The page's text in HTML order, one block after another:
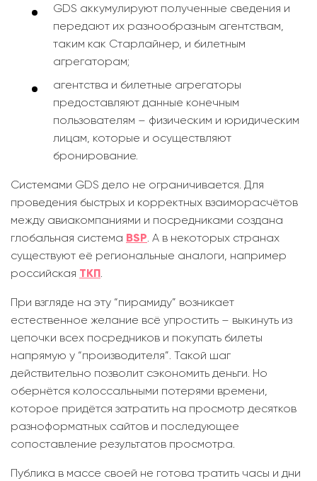
GDS аккумулируют полученные сведения и
передают их разнообразным агентствам,
таким как Старлайнер, и билетным
агрегаторам;
агентства и билетные агрегаторы
предоставляют данные конечным
пользователям – физическим и юридическим
лицам, которые и осуществляют
бронирование.
Системами GDS дело не ограничивается. Для
проведения быстрых и корректных взаиморасчётов
между авиакомпаниями и посредниками создана
глобальная система BSP. А в некоторых странах
существуют её региональные аналоги, например
российская ТКП.
При взгляде на эту “пирамиду” возникает
естественное желание всё упростить – выкинуть из
цепочки всех посредников и покупать билеты
напрямую у “производителя”. Такой шаг
действительно позволит сэкономить деньги. Но
обернётся колоссальными потерями времени,
которое придётся затратить на просмотр десятков
разноформатных сайтов и последующее
сопоставление результатов просмотра.
Публика в массе своей не готова тратить часы и дни